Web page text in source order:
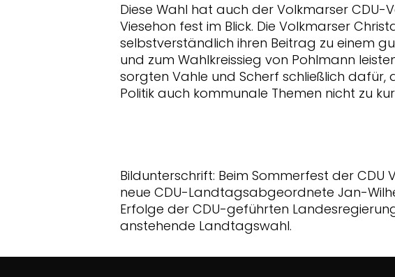
Diese Wahl hat auch der Volkmarser CDU-
Viesehon fest im Blick. Die Volkmarser
selbstverständlich ihren Beitrag zu einem
und zum Wahlkreissieg von Pohlmann
sorgten Vahle und Scherf schließlich dafür,
Politik auch kommunale Themen nicht zu
Bildunterschrift: Beim Sommerfest der
neue CDU-Landtagsabgeordnete Jan-
Erfolge der CDU-geführten
anstehende Landtagswahl.